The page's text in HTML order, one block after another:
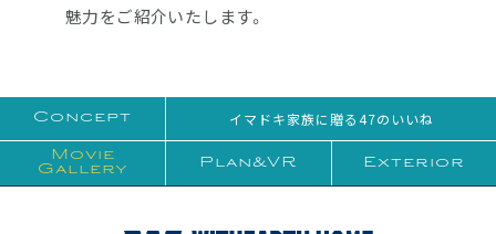
魅力をご紹介いたします。
Concept イマドキ家族に贈る47のいいね
Movie
Gallery
Plan&VR Exterior